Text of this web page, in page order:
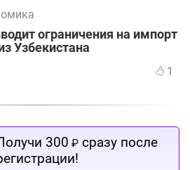
ограничения на импорт
Узбекистана
1
300 ₽ сразу после